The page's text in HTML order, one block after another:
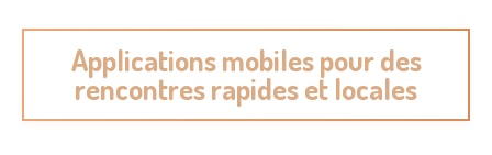
Applications mobiles pour des
rencontres rapides et locales